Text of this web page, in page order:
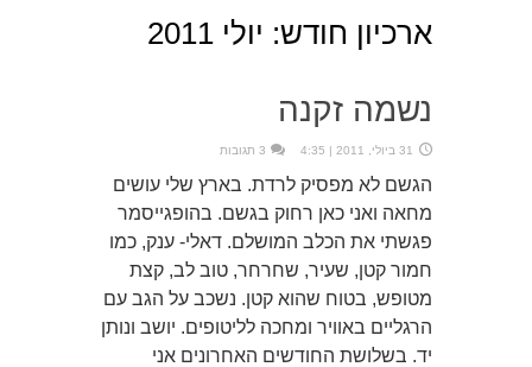
ארכיון חודש: יולי 2011
נשמה זקנה
31 ביולי, 2011 | 4:35 3 תגובות
הגשם לא מפסיק לרדת. בארץ שלי עושים
מחאה ואני כאן רחוק בגשם. בהופגייסמר
פגשתי את הכלב המושלם. דאלי- ענק, כמו
חמור קטן, שעיר, שחרחר, טוב לב, קצת
מטופש, בטוח שהוא קטן. נשכב על הגב עם
הרגליים באוויר ומחכה לליטופים. יושב ונותן
יד. בשלושת החודשים האחרונים אני